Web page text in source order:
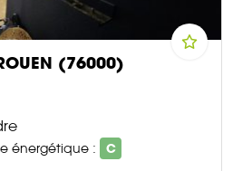
(76000)
énergétique : C